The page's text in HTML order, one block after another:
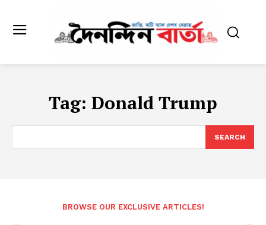
Tag: Donald Trump
SEARCH
BROWSE OUR EXCLUSIVE ARTICLES!